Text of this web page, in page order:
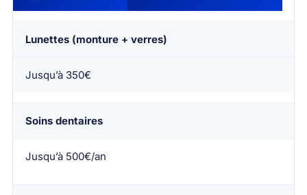
Lunettes (monture + verres)
Jusqu’à 350€
Soins dentaires
Jusqu’à 500€/an